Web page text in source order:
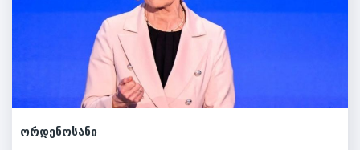
ორდენოსანი